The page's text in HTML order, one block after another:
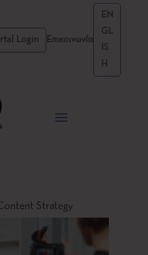
Login Επικοινωνία
EN
GL
IS
H
Strategy